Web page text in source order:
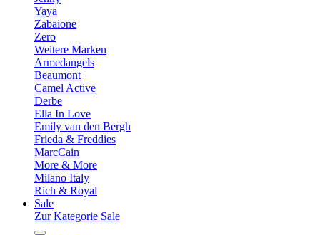
Yaya
Zabaione
Zero
Weitere Marken
Armedangels
Beaumont
Camel Active
Derbe
Ella In Love
Emily van den Bergh
Frieda & Freddies
MarcCain
More & More
Milano Italy
Rich & Royal
Sale
Zur Kategorie Sale